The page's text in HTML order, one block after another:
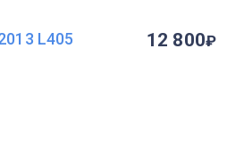
L405 12 800